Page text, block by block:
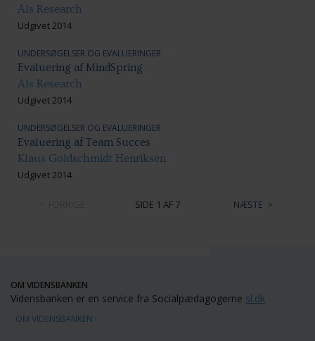
Als Research
Udgivet 2014
UNDERSØGELSER OG EVALUERINGER
Evaluering af MindSpring
Als Research
Udgivet 2014
UNDERSØGELSER OG EVALUERINGER
Evaluering af Team Succes
Klaus Goldschmidt Henriksen
Udgivet 2014
SIDE 1 AF 7 NÆSTE
OM VIDENSBANKEN
Vidensbanken er en service fra Socialpædagogerne sl.dk
OM VIDENSBANKEN